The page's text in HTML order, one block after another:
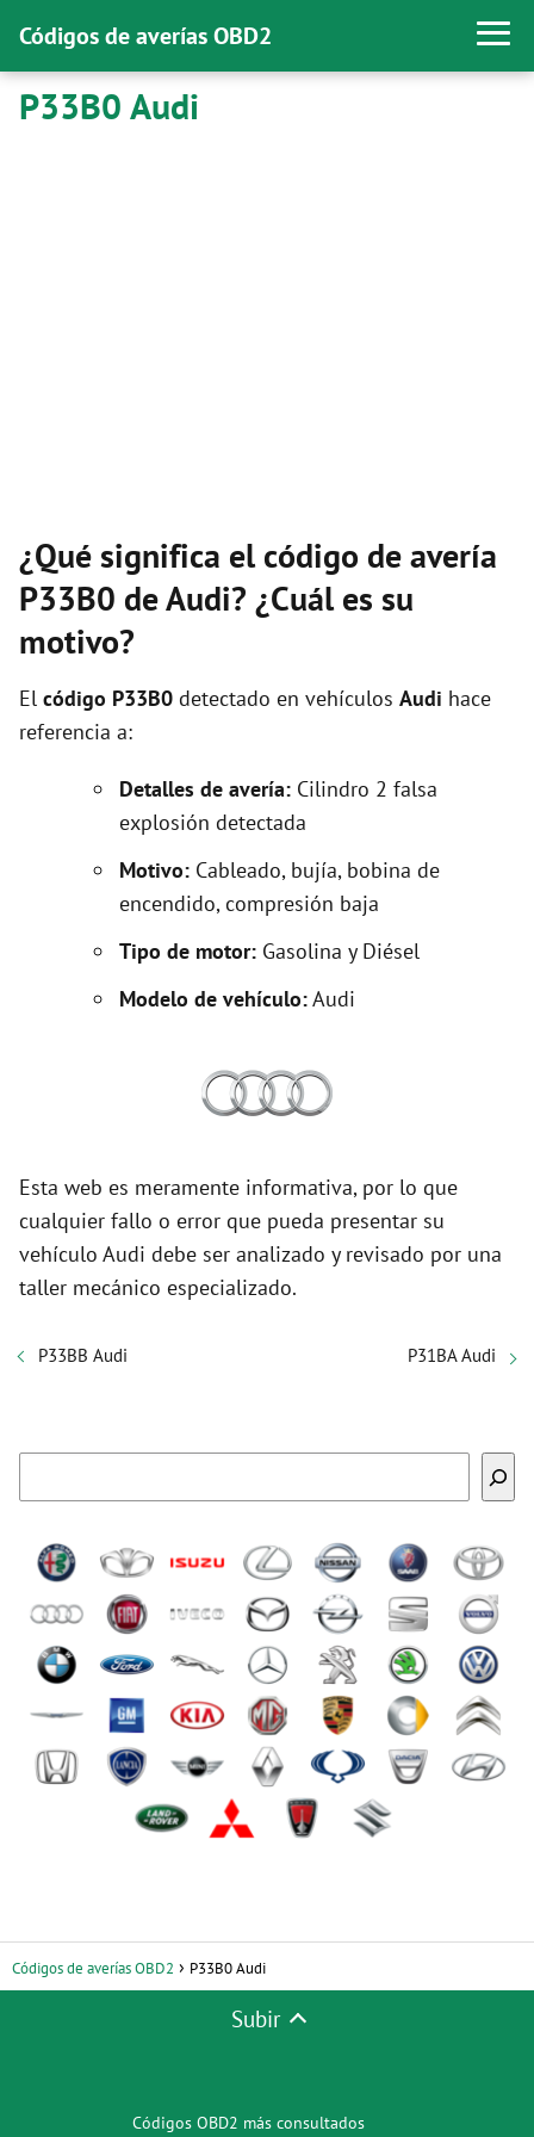
Códigos de averías OBD2
P33B0 Audi
¿Qué significa el código de avería
P33B0 de Audi? ¿Cuál es su
motivo?
El código P33B0 detectado en vehículos Audi hace
referencia a:
Detalles de avería: Cilindro 2 falsa
explosión detectada
Motivo: Cableado, bujía, bobina de
encendido, compresión baja
Tipo de motor: Gasolina y Diésel
Modelo de vehículo:Audi
Esta web es meramente informativa, por lo que
cualquier fallo o error que pueda presentar su
vehículo Audi debe ser analizado y revisado por una
taller mecánico especializado.
P33BB Audi P31BA Audi
Códigos de averías OBD2 P33B0 Audi
Subir
Códigos OBD2 más consultados